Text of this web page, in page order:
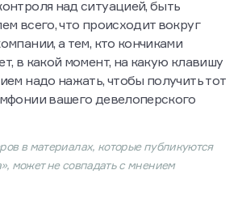
над ситуацией, быть
всего, что происходит вокруг
а тем, кто кончиками
в какой момент, на какую клавишу
надо нажать, чтобы получить тот
вашего девелоперского
в материалах, которые публикуются
может не совпадать с мнением